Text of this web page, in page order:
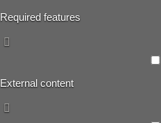
Required features
External content